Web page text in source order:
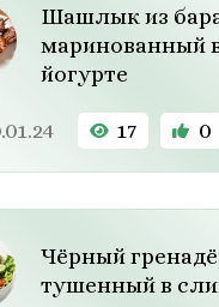
Шашлык из
маринованный
йогурте
17 0
Чёрный
тушенный в